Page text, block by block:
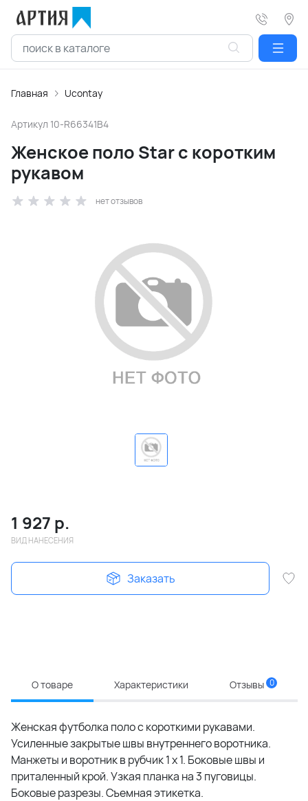
Главная Ucontay
Артикул 10-R66341B4
Женское поло Star с коротким
рукавом
нет отзывов
1 927 р.
ВИД НАНЕСЕНИЯ
Заказать
О товаре Характеристики Отзывы 0
Женская футболка поло с короткими рукавами.
Усиленные закрытые швы внутреннего воротника.
Манжеты и воротник в рубчик 1 x 1. Боковые швы и
приталенный крой. Узкая планка на 3 пуговицы.
Боковые разрезы. Съемная этикетка.